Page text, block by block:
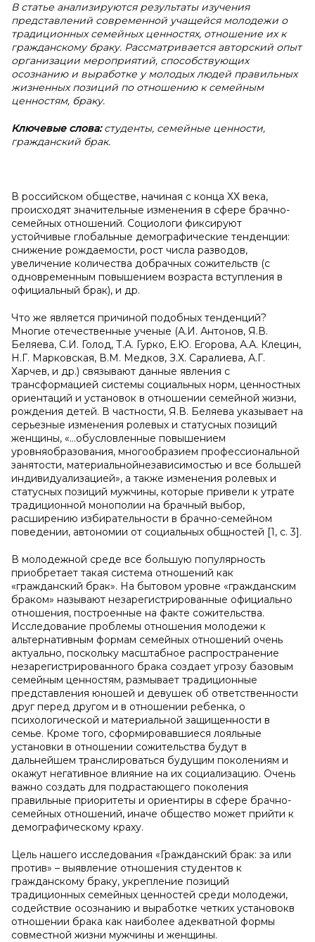
В статье анализируются результаты изучения
представлений современной учащейся молодежи о
традиционных семейных ценностях, отношение их к
гражданскому браку. Рассматривается авторский опыт
организации мероприятий, способствующих
осознанию и выработке у молодых людей правильных
жизненных позиций по отношению к семейным
ценностям, браку.
Ключевые слова:студенты, семейные ценности,
гражданский брак.
В российском обществе, начиная с конца ХХ века,
происходят значительные изменения в сфере брачно-
семейных отношений. Социологи фиксируют
устойчивые глобальные демографические тенденции:
снижение рождаемости, рост числа разводов,
увеличение количества добрачных сожительств (с
одновременным повышением возраста вступления в
официальный брак), и др.
Что же является причиной подобных тенденций?
Многие отечественные ученые (А.И. Антонов, Я.В.
Беляева, С.И. Голод, Т.А. Гурко, Е.Ю. Егорова, А.А. Клецин,
Н.Г. Марковская, В.М. Медков, З.Х. Саралиева, А.Г.
Харчев, и др.) связывают данные явления с
трансформацией системы социальных норм, ценностных
ориентаций и установок в отношении семейной жизни,
рождения детей. В частности, Я.В. Беляева указывает на
серьезные изменения ролевых и статусных позиций
женщины, «…обусловленные повышением
уровняобразования, многообразием профессиональной
занятости, материальнойнезависимостью и все большей
индивидуализацией», а также изменения ролевых и
статусных позиций мужчины, которые привели к утрате
традиционной монополии на брачный выбор,
расширению избирательности в брачно-семейном
поведении, автономии от социальных общностей [1, с. 3].
В молодежной среде все большую популярность
приобретает такая система отношений как
«гражданский брак». На бытовом уровне «гражданским
браком» называют незарегистрированные официально
отношения, построенные на факте сожительства.
Исследование проблемы отношения молодежи к
альтернативным формам семейных отношений очень
актуально, поскольку масштабное распространение
незарегистрированного брака создает угрозу базовым
семейным ценностям, размывает традиционные
представления юношей и девушек об ответственности
друг перед другом и в отношении ребенка, о
психологической и материальной защищенности в
семье. Кроме того, сформировавшиеся лояльные
установки в отношении сожительства будут в
дальнейшем транслироваться будущим поколениям и
окажут негативное влияние на их социализацию. Очень
важно создать для подрастающего поколения
правильные приоритеты и ориентиры в сфере брачно-
семейных отношений, иначе общество может прийти к
демографическому краху.
Цель нашего исследования «Гражданский брак: за или
против» – выявление отношения студентов к
гражданскому браку, укрепление позиций
традиционных семейных ценностей среди молодежи,
содействие осознанию и выработке четких установокв
отношении брака как наиболее адекватной формы
совместной жизни мужчины и женщины.